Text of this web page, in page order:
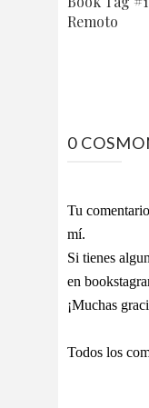
Remoto
0
Tu
mí.
Si tienes
en
¡Muchas
Todos los